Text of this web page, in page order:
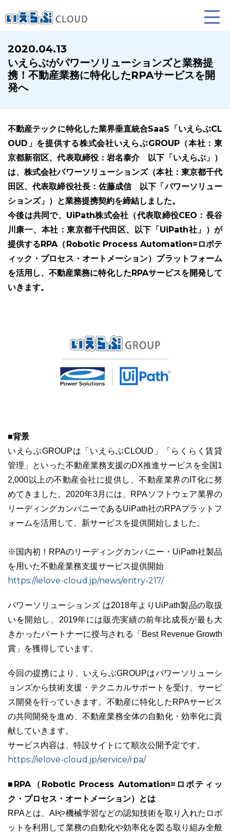
賃貸仲介
業務向け機能
売買仲介 賃貸管理
ホームページ制作について プラン紹介･制作の流れ
03-6689-1791
2020.04.13
いえらぶがパワーソリューションズと業務提
携！不動産業務に特化したRPAサービスを開
発へ
不動産テックに特化した業界垂直統合SaaS「いえらぶCL
OUD」を提供する株式会社いえらぶGROUP（本社：東
京都新宿区、代表取締役：岩名泰介 以下「いえらぶ」）
は、株式会社パワーソリューションズ（本社：東京都千代
田区、代表取締役社長：佐藤成信 以下「パワーソリュー
ションズ」）と業務提携契約を締結しました。
今後は共同で、UiPath株式会社（代表取締役CEO：長谷
川康一、本社：東京都千代田区、以下「UiPath社」）が
提供するRPA（Robotic Process Automation=ロボテ
ィック・プロセス・オートメーション）プラットフォーム
を活用し、不動産業務に特化したRPAサービスを開発して
いきます。
■背景
いえらぶGROUPは「いえらぶCLOUD」「らくらく賃貸
管理」といった不動産業務支援のDX推進サービスを全国1
2,000以上の不動産会社に提供し、不動産業界のIT化に努
めてきました。2020年3月には、RPAソフトウェア業界の
リーディングカンパニーであるUiPath社のRPAプラットフ
ォームを活用して、新サービスを提供開始しました。
※国内初！RPAのリーディングカンパニー・UiPath社製品
を用いた不動産業務支援サービス提供開始
https://ielove-cloud.jp/news/entry-217/
パワーソリューションズ は2018年よりUiPath製品の取扱
いを開始し、2019年には販売実績の前年⽐成⻑が最も⼤
きかったパートナーに授与される「Best Revenue Growth
賞」を獲得しています。
今回の提携により、いえらぶGROUPはパワーソリューシ
ョンズから技術支援・テクニカルサポートを受け、サービ
ス開発を行っていきます。不動産に特化したRPAサービス
の共同開発を進め、不動産業務全体の自動化・効率化に貢
献していきます。
サービス内容は、特設サイトにて順次公開予定です。
https://ielove-cloud.jp/service/rpa/
■RPA（Robotic Process Automation=ロボティッ
ク・プロセス・オートメーション）とは
RPAとは、AIや機械学習などの認知技術を取り入れたロボ
ットを利用して業務の自動化や効率化を図る取り組み全般